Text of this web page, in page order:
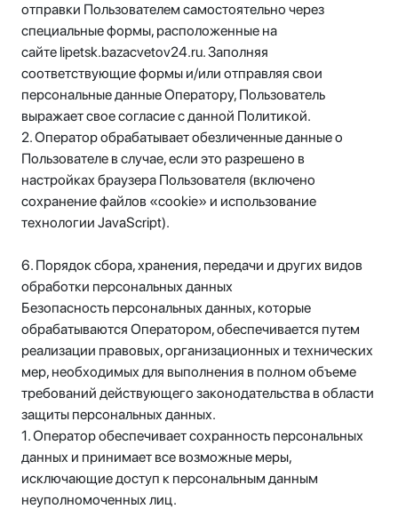
отправки Пользователем самостоятельно через
специальные формы, расположенные на
сайте lipetsk.bazacvetov24.ru. Заполняя
соответствующие формы и/или отправляя свои
персональные данные Оператору, Пользователь
выражает свое согласие с данной Политикой.
2. Оператор обрабатывает обезличенные данные о
Пользователе в случае, если это разрешено в
настройках браузера Пользователя (включено
сохранение файлов «cookie» и использование
технологии JavaScript).
6. Порядок сбора, хранения, передачи и других видов
обработки персональных данных
Безопасность персональных данных, которые
обрабатываются Оператором, обеспечивается путем
реализации правовых, организационных и технических
мер, необходимых для выполнения в полном объеме
требований действующего законодательства в области
защиты персональных данных.
1. Оператор обеспечивает сохранность персональных
данных и принимает все возможные меры,
исключающие доступ к персональным данным
неуполномоченных лиц.